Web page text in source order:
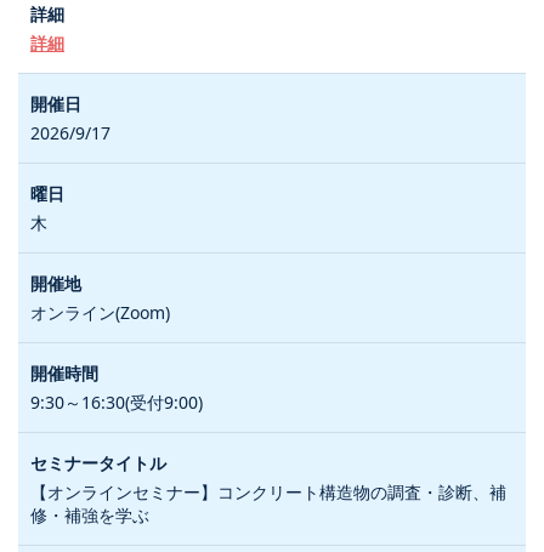
詳細
2026/9/17
木
オンライン(Zoom)
9:30～16:30(受付9:00)
【オンラインセミナー】コンクリート構造物の調査・診断、補
修・補強を学ぶ